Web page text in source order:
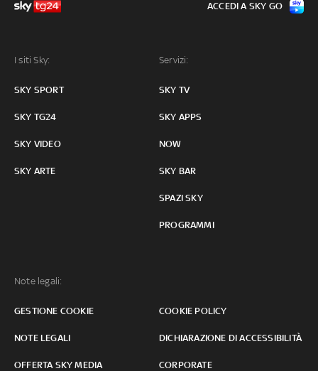
I siti Sky:
SKY SPORT
SKY TG24
SKY VIDEO
SKY ARTE
Servizi:
SKY TV
SKY APPS
NOW
SKY BAR
SPAZI SKY
PROGRAMMI
Note legali:
GESTIONE COOKIE COOKIE POLICY
NOTE LEGALI DICHIARAZIONE DI ACCESSIBILITÀ
OFFERTA SKY MEDIA CORPORATE
ACCEDI A SKY GO